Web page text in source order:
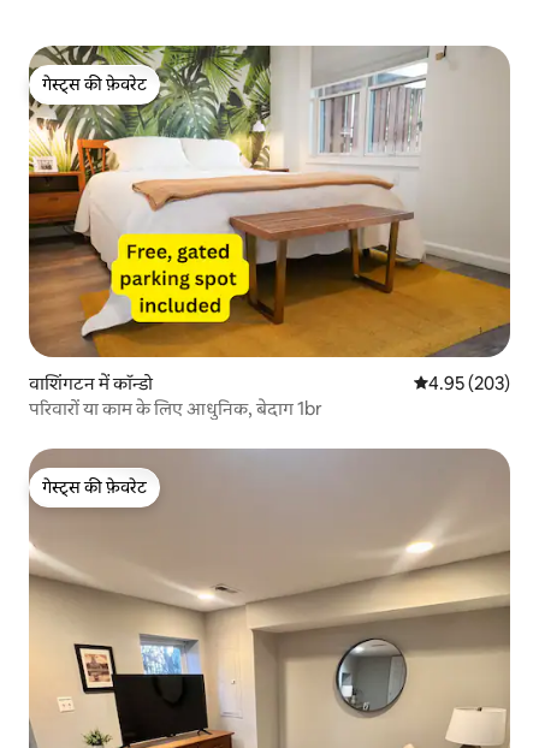
गेस्ट्स की फ़ेवरेट
गेस्ट्स की फ़ेवरेट
वाशिंगटन में कॉन्डो औसत रेटिंग 5 में से
4.95 (203)
परिवारों या काम के लिए आधुनिक, बेदाग 1br
गेस्ट्स की फ़ेवरेट
गेस्ट्स की फ़ेवरेट